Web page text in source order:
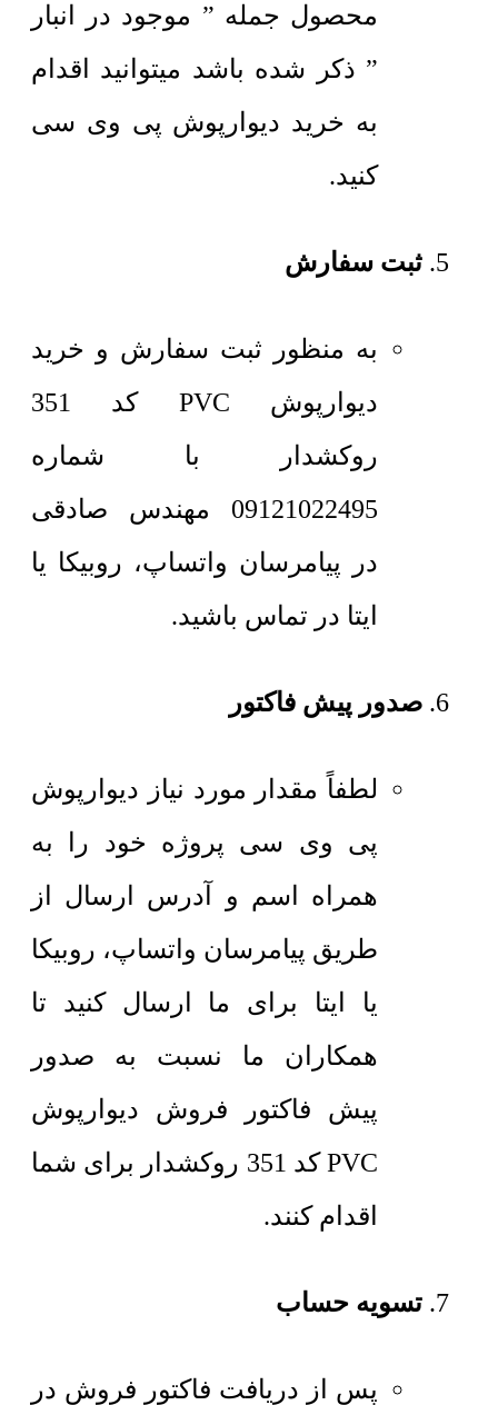
محصول جمله ” موجود در انبار
” ذکر شده باشد میتوانید اقدام
به خرید دیوارپوش پی وی سی
کنید.
ثبت سفارش
به منظور ثبت سفارش و خرید
دیوارپوش PVC کد 351
روکشدار با شماره
09121022495 مهندس صادقی
در پیامرسان واتساپ، روبیکا یا
ایتا در تماس باشید.
صدور پیش فاکتور
لطفاً مقدار مورد نیاز دیوارپوش
پی وی سی پروژه خود را به
همراه اسم و آدرس ارسال از
طریق پیامرسان واتساپ، روبیکا
یا ایتا برای ما ارسال کنید تا
همکاران ما نسبت به صدور
پیش فاکتور فروش دیوارپوش
PVC کد 351 روکشدار برای شما
اقدام کنند.
تسویه حساب
پس از دریافت فاکتور فروش در